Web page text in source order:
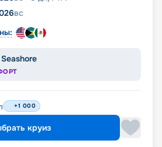
вс
+1 000
круиз